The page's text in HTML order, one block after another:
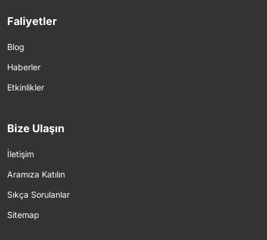
Faliyetler
Blog
Haberler
Etkinlikler
Bize Ulaşın
İletişim
Aramıza Katılın
Sıkça Sorulanlar
Sitemap